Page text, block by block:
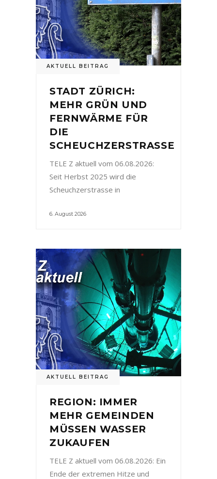
AKTUELL BEITRAG
STADT ZÜRICH:
MEHR GRÜN UND
FERNWÄRME FÜR
DIE
SCHEUCHZERSTRASSE
TELE Z aktuell vom 06.08.2026:
Seit Herbst 2025 wird die
Scheuchzerstrasse in
6. August 2026
AKTUELL BEITRAG
REGION: IMMER
MEHR GEMEINDEN
MÜSSEN WASSER
ZUKAUFEN
TELE Z aktuell vom 06.08.2026: Ein
Ende der extremen Hitze und